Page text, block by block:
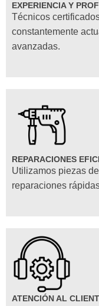
EXPERIENCIA Y
Técnicos
constantemente
avanzadas.
REPARACIONES
Utilizamos piezas
reparaciones
ATENCIÓN AL